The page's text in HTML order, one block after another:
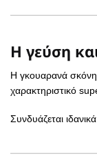
Η γεύση
Η γκουαρανά σκόνη
χαρακτηριστικό
Συνδυάζεται